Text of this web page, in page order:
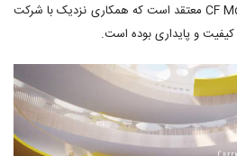
Klaus Toustrup از شرکت CF Moller معتقد است که همکاری نزدیک با شرکت
و پایداری بوده است.